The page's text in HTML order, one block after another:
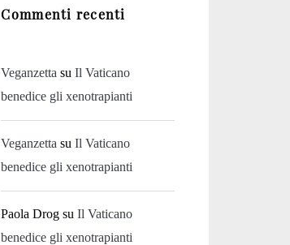
Commenti recenti
Veganzetta suIl Vaticano
benedice gli xenotrapianti
Veganzetta suIl Vaticano
benedice gli xenotrapianti
Paola Drog suIl Vaticano
benedice gli xenotrapianti